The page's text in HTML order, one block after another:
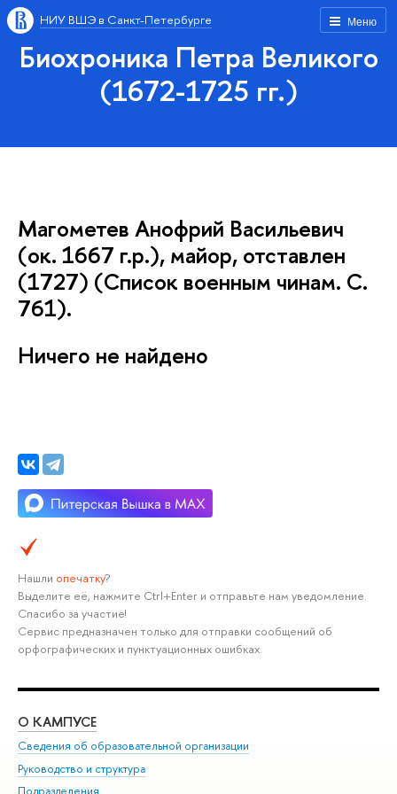
Меню
НИУ ВШЭ в Санкт-Петербурге
Биохроника Петра Великого
(1672-1725 гг.)
Магометев Анофрий Васильевич
(ок. 1667 г.р.), майор, отставлен
(1727) (Список военным чинам. С.
761).
Ничего не найдено
Нашли опечатку?
Выделите её, нажмите Ctrl+Enter и отправьте нам уведомление.
Спасибо за участие!
Сервис предназначен только для отправки сообщений об
орфографических и пунктуационных ошибках.
О КАМПУСЕ
Сведения об образовательной организации
Руководство и структура